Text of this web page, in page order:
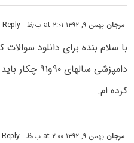
مرجان بهمن ۹, ۱۳۹۲ at ۲:۰۱ ب٫ظ - Reply
با سلام بنده برای دانلود
دامپزشی
کرده ام.
مرجان بهمن ۹, ۱۳۹۲ at ۲:۰۰ ب٫ظ - Reply